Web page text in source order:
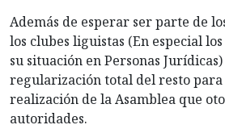
Además de esperar ser parte de
los clubes liguistas (En especial
su situación en Personas
regularización total del resto
realización de la Asamblea que
autoridades.